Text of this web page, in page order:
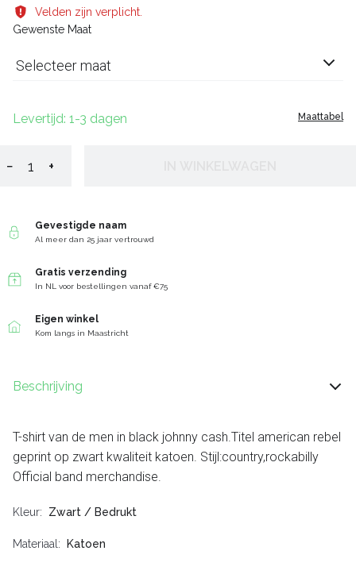
Velden zijn verplicht.
Gewenste Maat
Selecteer maat
Maattabel
Levertijd: 1-3 dagen
− +
Gevestigde naam
Al meer dan 25 jaar vertrouwd
Gratis verzending
In NL voor bestellingen vanaf €75
Eigen winkel
Kom langs in Maastricht
Beschrijving
T-shirt van de men in black johnny cash.Titel american rebel
geprint op zwart kwaliteit katoen. Stijl:country,rockabilly
Official band merchandise.
Kleur Zwart / Bedrukt
Materiaal Katoen